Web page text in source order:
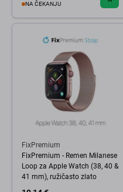
NA ČEKANJU
FixPremium
FixPremium - Remen Milanese
Loop za Apple Watch (38, 40 &
41 mm), ružičasto zlato